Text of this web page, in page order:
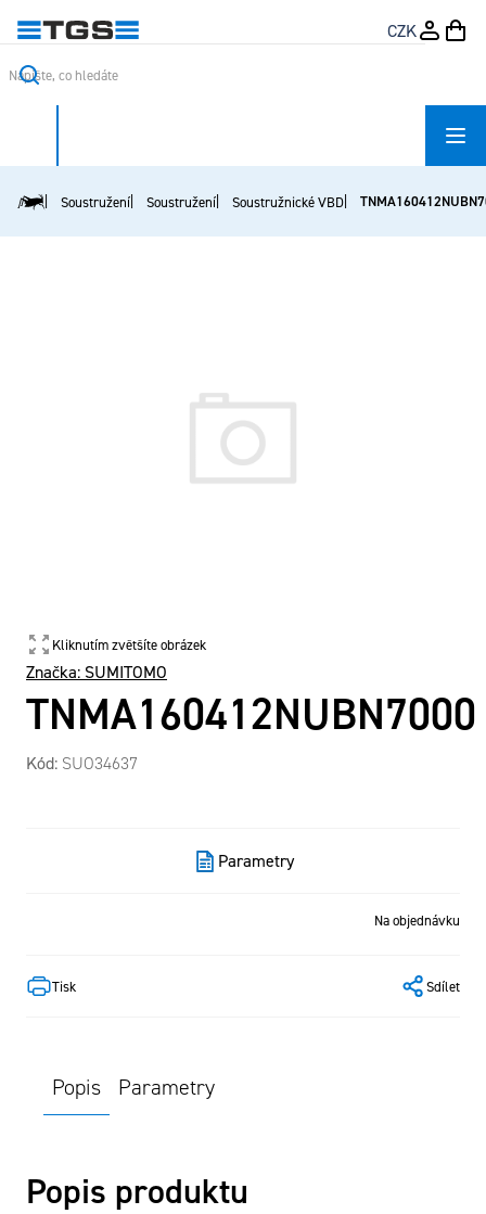
na
obsah
CZK
Domů Soustružení Soustružení Soustružnické VBD
Kliknutím zvětšíte obrázek
TNMA160412NUBN7000
Značka: SUMITOMO
Kód: SUO34637
Tisk Sdílet
Na objednávku
Parametry
Popis Parametry
Popis produktu